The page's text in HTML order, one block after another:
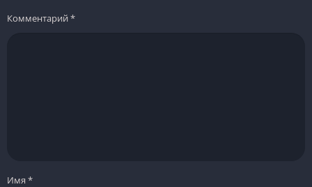
Комментарий*
Имя *